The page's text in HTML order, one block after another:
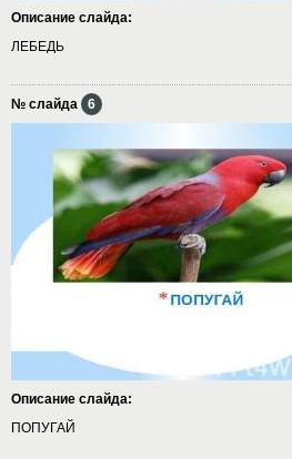
Описание слайда:
ЛЕБЕДЬ
№ слайда 6
Описание слайда:
ПОПУГАЙ